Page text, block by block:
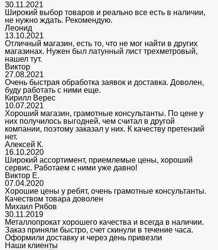
30.11.2021
Широкий выбор товаров и реально все есть в наличии,
не нужно ждать. Рекомендую.
Леонид
13.10.2021
Отличный магазин, есть то, что не мог найти в других
магазинах. Нужен был латунный лист трехметровый,
нашел тут.
Виктор
27.08.2021
Очень быстрая обработка заявок и доставка. Доволен,
буду работать с ними еще.
Кирилл Верес
10.07.2021
Хороший магазин, грамотные консультанты. По цене у
них получилось выгодней, чем считал в другой
компании, поэтому заказал у них. К качеству претензий
нет.
Алексей К.
16.10.2020
Широкий ассортимент, приемлемые цены, хороший
сервис. Работаем с ними уже давно!
Виктор Е.
07.04.2020
Хорошие цены у ребят, очень грамотные консультанты.
Качеством товара доволен
Михаил Рябов
30.11.2019
Металлопрокат хорошего качества и всегда в наличии.
Заказ приняли быстро, счет скинули в течение часа.
Оформили доставку и через день привезли
Наши клиенты